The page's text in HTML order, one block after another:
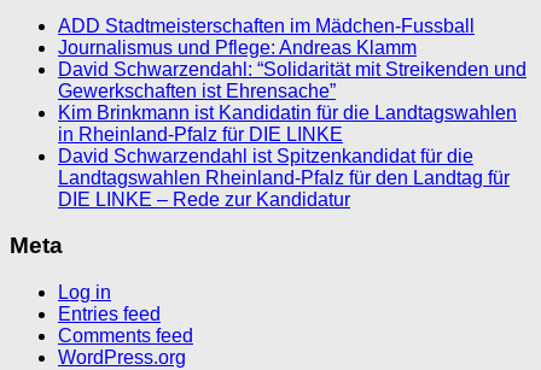
ADD Stadtmeisterschaften im Mädchen-Fussball
Journalismus und Pflege: Andreas Klamm
David Schwarzendahl: “Solidarität mit Streikenden und
Gewerkschaften ist Ehrensache”
Kim Brinkmann ist Kandidatin für die Landtagswahlen
in Rheinland-Pfalz für DIE LINKE
David Schwarzendahl ist Spitzenkandidat für die
Landtagswahlen Rheinland-Pfalz für den Landtag für
DIE LINKE – Rede zur Kandidatur
Meta
Log in
Entries feed
Comments feed
WordPress.org